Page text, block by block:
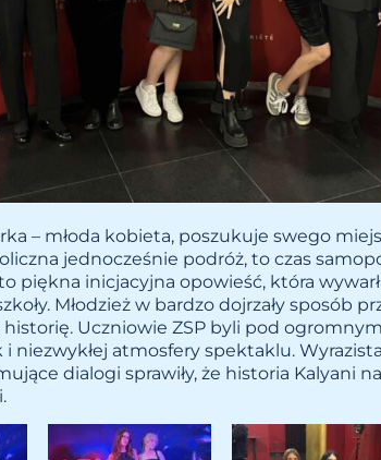
– młoda kobieta, poszukuje swego
jednocześnie podróż, to czas
piękna inicjacyjna opowieść, która
Młodzież w bardzo dojrzały sposób
Uczniowie ZSP byli pod
i niezwykłej atmosfery spektaklu.
dialogi sprawiły, że historia Kalyani